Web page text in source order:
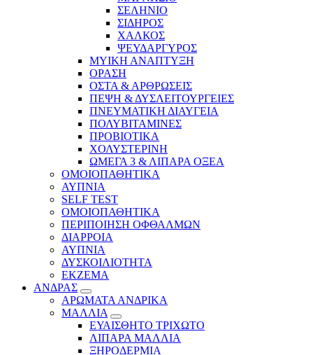
ΣΕΛΗΝΙΟ
ΣΙΔΗΡΟΣ
ΧΑΛΚΟΣ
ΨΕΥΔΑΡΓΥΡΟΣ
ΜΥΙΚΗ ΑΝΑΠΤΥΞΗ
ΟΡΑΣΗ
ΟΣΤΑ & ΑΡΘΡΩΣΕΙΣ
ΠΕΨΗ & ΔΥΣΛΕΙΤΟΥΡΓΕΙΕΣ
ΠΝΕΥΜΑΤΙΚΗ ΔΙΑΥΓΕΙΑ
ΠΟΛΥΒΙΤΑΜΙΝΕΣ
ΠΡΟΒΙΟΤΙΚΑ
ΧΟΛΥΣΤΕΡΙΝΗ
ΩΜΕΓΑ 3 & ΛΙΠΑΡΑ ΟΞΕΑ
ΟΜΟΙΟΠΑΘΗΤΙΚΑ
ΑΥΠΝΙΑ
SELF TEST
ΟΜΟΙΟΠΑΘΗΤΙΚΑ
ΠΕΡΙΠΟΙΗΣΗ ΟΦΘΑΛΜΩΝ
ΔΙΑΡΡΟΙΑ
ΑΥΠΝΙΑ
ΔΥΣΚΟΙΛΙΟΤΗΤΑ
ΕΚΖΕΜΑ
ΑΝΔΡΑΣ
ΑΡΩΜΑΤΑ ΑΝΔΡΙΚΑ
ΜΑΛΛΙΑ
ΕΥΑΙΣΘΗΤΟ ΤΡΙΧΩΤΟ
ΛΙΠΑΡΑ ΜΑΛΛΙΑ
ΞΗΡΟΔΕΡΜΙΑ